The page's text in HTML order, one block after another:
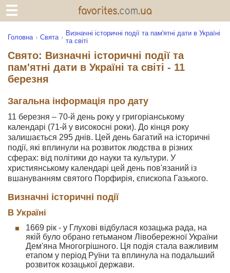
Головна Свята
Визначні історичні події та пам'ятні дати в Україні
та світі
Свято: Визначні історичні події та
пам'ятні дати в Україні та світі - 11
березня
Загальна інформація про дату
11 березня – 70-й день року у григоріанському
календарі (71-й у високосні роки). До кінця року
залишається 295 днів. Цей день багатий на історичні
події, які вплинули на розвиток людства в різних
сферах: від політики до науки та культури. У
християнському календарі цей день пов'язаний із
вшануванням святого Порфирія, єпископа Газького.
Визначні історичні події
В Україні
1669 рік - у Глухові відбулася козацька рада, на
якій було обрано гетьманом Лівобережної України
Дем'яна Многогрішного. Ця подія стала важливим
етапом у період Руїни та вплинула на подальший
розвиток козацької держави.